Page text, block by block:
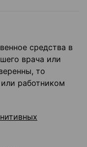
средства в
врача или
то
работником